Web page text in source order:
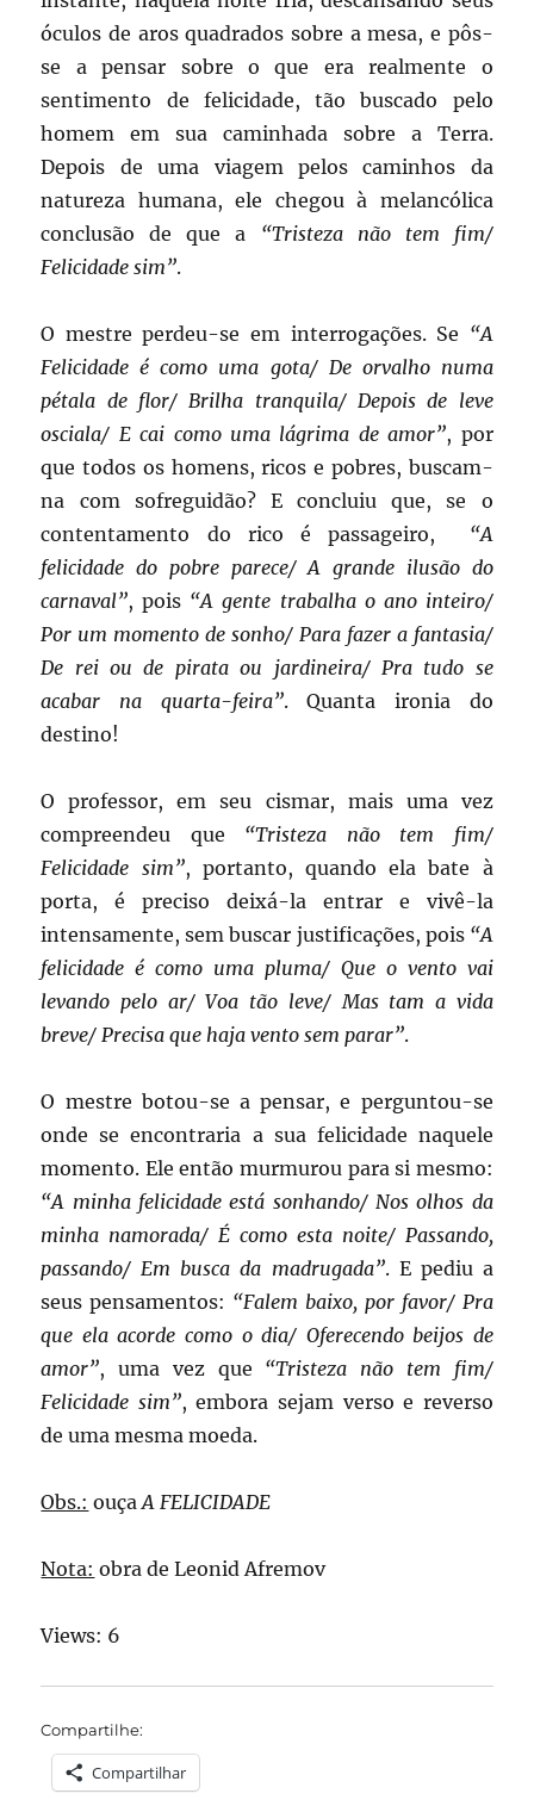
óculos de aros quadrados sobre a mesa, e pôs-
se a pensar sobre o que era realmente o
sentimento de felicidade, tão buscado pelo
homem em sua caminhada sobre a Terra.
Depois de uma viagem pelos caminhos da
natureza humana, ele chegou à melancólica
conclusão de que a “Tristeza não tem fim/
Felicidade sim”.
O mestre perdeu-se em interrogações. Se “A
Felicidade é como uma gota/ De orvalho numa
pétala de flor/ Brilha tranquila/ Depois de leve
osciala/ E cai como uma lágrima de amor”, por
que todos os homens, ricos e pobres, buscam-
na com sofreguidão? E concluiu que, se o
contentamento do rico é passageiro, “A
felicidade do pobre parece/ A grande ilusão do
carnaval”, pois “A gente trabalha o ano inteiro/
Por um momento de sonho/ Para fazer a fantasia/
De rei ou de pirata ou jardineira/ Pra tudo se
acabar na quarta-feira”. Quanta ironia do
destino!
O professor, em seu cismar, mais uma vez
compreendeu que “Tristeza não tem fim/
Felicidade sim”, portanto, quando ela bate à
porta, é preciso deixá-la entrar e vivê-la
intensamente, sem buscar justificações, pois “A
felicidade é como uma pluma/ Que o vento vai
levando pelo ar/ Voa tão leve/ Mas tam a vida
breve/ Precisa que haja vento sem parar”.
O mestre botou-se a pensar, e perguntou-se
onde se encontraria a sua felicidade naquele
momento. Ele então murmurou para si mesmo:
“A minha felicidade está sonhando/ Nos olhos da
minha namorada/ É como esta noite/ Passando,
passando/ Em busca da madrugada”. E pediu a
seus pensamentos: “Falem baixo, por favor/ Pra
que ela acorde como o dia/ Oferecendo beijos de
amor”, uma vez que “Tristeza não tem fim/
Felicidade sim”, embora sejam verso e reverso
de uma mesma moeda.
Obs.: ouçaA FELICIDADE
Nota: obra de Leonid Afremov
Views: 6
Compartilhe:
Compartilhar